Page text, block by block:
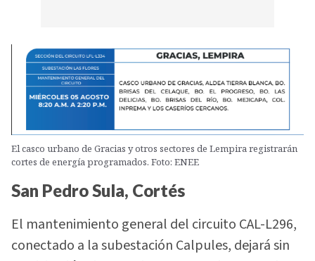
El casco urbano de Gracias y otros sectores de Lempira registrarán
cortes de energía programados. Foto: ENEE
San Pedro Sula, Cortés
El mantenimiento general del circuito CAL-L296,
conectado a la subestación Calpules, dejará sin